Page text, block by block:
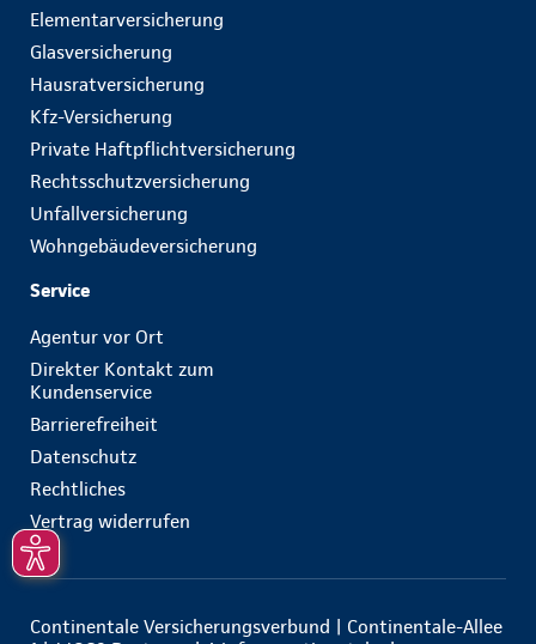
Elementarversicherung
Glasversicherung
Hausratversicherung
Kfz-Versicherung
Private Haftpflichtversicherung
Rechtsschutzversicherung
Unfallversicherung
Wohngebäudeversicherung
Service
Agentur vor Ort
Direkter Kontakt zum
Kundenservice
Barrierefreiheit
Datenschutz
Rechtliches
Vertrag widerrufen
Continentale Versicherungsverbund | Continentale-Allee